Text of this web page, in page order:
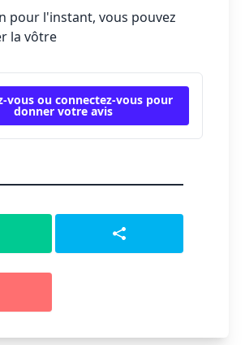
pour l'instant, vous pouvez
la vôtre
vous ou connectez-vous pour
donner votre avis